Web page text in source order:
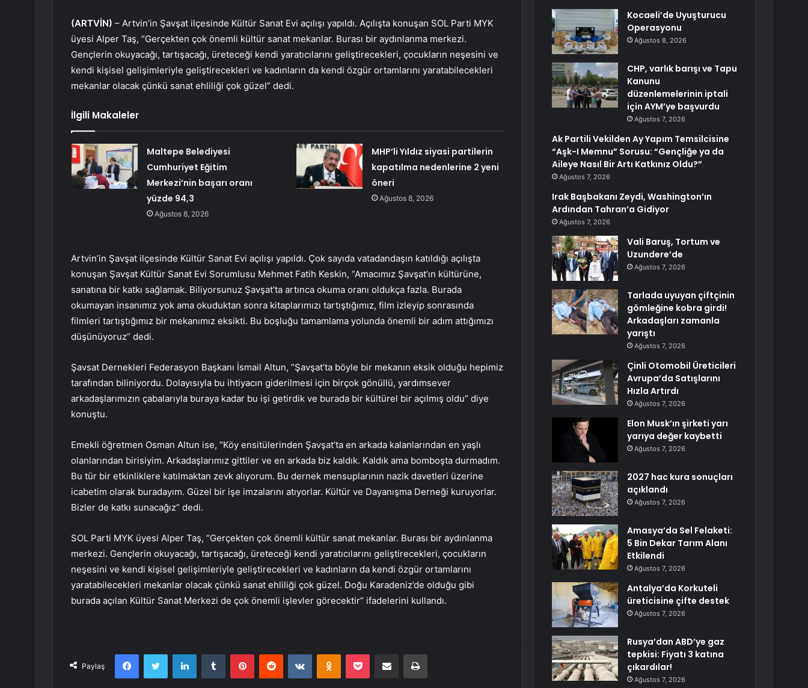
(ARTVİN) – Artvin’in Şavşat ilçesinde Kültür Sanat Evi açılışı yapıldı. Açılışta konuşan SOL Parti MYK
üyesi Alper Taş, “Gerçekten çok önemli kültür sanat mekanlar. Burası bir aydınlanma merkezi.
Gençlerin okuyacağı, tartışacağı, üreteceği kendi yaratıcılarını geliştirecekleri, çocukların neşesini ve
kendi kişisel gelişimleriyle geliştirecekleri ve kadınların da kendi özgür ortamlarını yaratabilecekleri
mekanlar olacak çünkü sanat ehliliği çok güzel” dedi.
İlgili Makaleler
Maltepe Belediyesi
Cumhuriyet Eğitim
Merkezi’nin başarı oranı
yüzde 94,3
Ağustos 8, 2026
MHP’li Yıldız siyasi partilerin
kapatılma nedenlerine 2 yeni
öneri
Ağustos 8, 2026
Artvin’in Şavşat ilçesinde Kültür Sanat Evi açılışı yapıldı. Çok sayıda vatadandaşın katıldığı açılışta
konuşan Şavşat Kültür Sanat Evi Sorumlusu Mehmet Fatih Keskin, “Amacımız Şavşat’ın kültürüne,
sanatına bir katkı sağlamak. Biliyorsunuz Şavşat’ta artınca okuma oranı oldukça fazla. Burada
okumayan insanımız yok ama okuduktan sonra kitaplarımızı tartıştığımız, film izleyip sonrasında
filmleri tartıştığımız bir mekanımız eksikti. Bu boşluğu tamamlama yolunda önemli bir adım attığımızı
düşünüyoruz” dedi.
Şavsat Dernekleri Federasyon Başkanı İsmail Altun, “Şavşat’ta böyle bir mekanın eksik olduğu hepimiz
tarafından biliniyordu. Dolayısıyla bu ihtiyacın giderilmesi için birçok gönüllü, yardımsever
arkadaşlarımızın çabalarıyla buraya kadar bu işi getirdik ve burada bir kültürel bir açılmış oldu” diye
konuştu.
Emekli öğretmen Osman Altun ise, “Köy ensitülerinden Şavşat’ta en arkada kalanlarından en yaşlı
olanlarından birisiyim. Arkadaşlarımız gittiler ve en arkada biz kaldık. Kaldık ama bomboşta durmadım.
Bu tür bir etkinliklere katılmaktan zevk alıyorum. Bu dernek mensuplarının nazik davetleri üzerine
icabetim olarak buradayım. Güzel bir işe imzalarını atıyorlar. Kültür ve Dayanışma Derneği kuruyorlar.
Bizler de katkı sunacağız” dedi.
SOL Parti MYK üyesi Alper Taş, “Gerçekten çok önemli kültür sanat mekanlar. Burası bir aydınlanma
merkezi. Gençlerin okuyacağı, tartışacağı, üreteceği kendi yaratıcılarını geliştirecekleri, çocukların
neşesini ve kendi kişisel gelişimleriyle geliştirecekleri ve kadınların da kendi özgür ortamlarını
yaratabilecekleri mekanlar olacak çünkü sanat ehliliği çok güzel. Doğu Karadeniz’de olduğu gibi
burada açılan Kültür Sanat Merkezi de çok önemli işlevler görecektir” ifadelerini kullandı.
Paylaş
FacebookTwitter LinkedInTumblr PinterestReddit VKontakteOdnoklassniki
Pocket E-Posta ile paylaş Yazdır
Kocaeli’de Uyuşturucu
Operasyonu
Ağustos 8, 2026
CHP, varlık barışı ve Tapu
Kanunu
düzenlemelerinin iptali
için AYM’ye başvurdu
Ağustos 7, 2026
Ak Partili Vekilden Ay Yapım Temsilcisine
“Aşk-I Memnu” Sorusu: “Gençliğe ya da
Aileye Nasıl Bir Artı Katkınız Oldu?”
Ağustos 7, 2026
Irak Başbakanı Zeydi, Washington’ın
Ardından Tahran’a Gidiyor
Ağustos 7, 2026
Vali Baruş, Tortum ve
Uzundere’de
Ağustos 7, 2026
Tarlada uyuyan çiftçinin
gömleğine kobra girdi!
Arkadaşları zamanla
yarıştı
Ağustos 7, 2026
Çinli Otomobil Üreticileri
Avrupa’da Satışlarını
Hızla Artırdı
Ağustos 7, 2026
Elon Musk’ın şirketi yarı
yarıya değer kaybetti
Ağustos 7, 2026
2027 hac kura sonuçları
açıklandı
Ağustos 7, 2026
Amasya’da Sel Felaketi:
5 Bin Dekar Tarım Alanı
Etkilendi
Ağustos 7, 2026
Antalya’da Korkuteli
üreticisine çifte destek
Ağustos 7, 2026
Rusya’dan ABD’ye gaz
tepkisi: Fiyatı 3 katına
çıkardılar!
Ağustos 7, 2026